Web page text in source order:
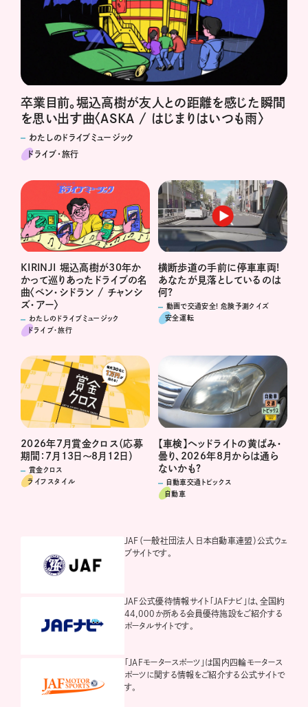
卒業目前。堀込高樹が友人との距離を感じた瞬間
を思い出す曲〈ASKA / はじまりはいつも雨〉
わたしのドライブミュージック
ドライブ･旅行
KIRINJI 堀込高樹が30年か
かって巡りあったドライブの名
曲〈ベン・シドラン / チャンシ
ズ・アー〉
わたしのドライブミュージック
ドライブ･旅行
横断歩道の手前に停車車両!
あなたが見落としているのは
何?
動画で交通安全! 危険予測クイズ
安全運転
2026年7月賞金クロス（応募
期間：7月13日～8月12日）
賞金クロス
ライフスタイル
【車検】ヘッドライトの黄ばみ・
曇り、2026年8月からは通ら
ないかも?
自動車交通トピックス
自動車
JAF（一般社団法人 日本自動車連盟）公式ウェ
ブサイトです。
JAF公式優待情報サイト「JAFナビ」は、全国約
44,000か所ある会員優待施設をご紹介する
ポータルサイトです。
「JAFモータースポーツ」は国内四輪モータース
ポーツに関する情報をご紹介する公式サイトで
す。